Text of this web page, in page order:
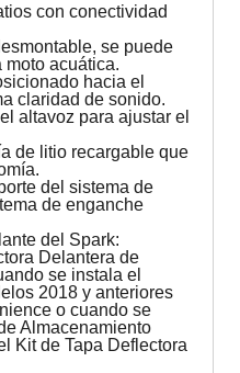
con conectividad
se puede
moto acuática.
hacia el
claridad de sonido.
altavoz para ajustar el
de litio recargable que
del sistema de
de enganche
del Spark:
Delantera de
se instala el
2018 y anteriores
o cuando se
Almacenamiento
Kit de Tapa Deflectora